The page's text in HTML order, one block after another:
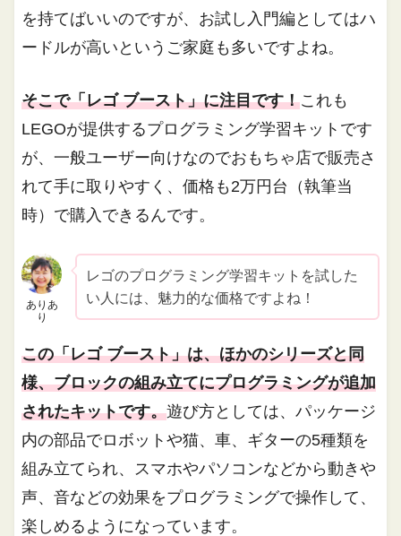
を持てばいいのですが、お試し入門編としてはハ
ードルが高いというご家庭も多いですよね。
そこで「レゴ ブースト」に注目です！これも
LEGOが提供するプログラミング学習キットです
が、一般ユーザー向けなのでおもちゃ店で販売さ
れて手に取りやすく、価格も2万円台（執筆当
時）で購入できるんです。
ありあ
り
レゴのプログラミング学習キットを試した
い人には、魅力的な価格ですよね！
この「レゴ ブースト」は、ほかのシリーズと同
様、ブロックの組み立てにプログラミングが追加
されたキットです。遊び方としては、パッケージ
内の部品でロボットや猫、車、ギターの5種類を
組み立てられ、スマホやパソコンなどから動きや
声、音などの効果をプログラミングで操作して、
楽しめるようになっています。